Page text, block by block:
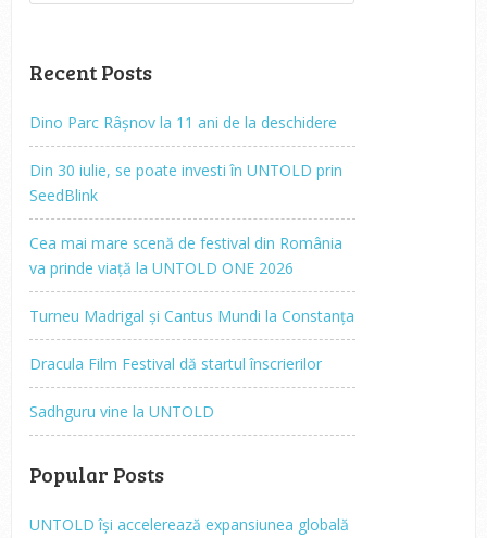
Recent Posts
Dino Parc Râșnov la 11 ani de la deschidere
Din 30 iulie, se poate investi în UNTOLD prin
SeedBlink
Cea mai mare scenă de festival din România
va prinde viață la UNTOLD ONE 2026
Turneu Madrigal și Cantus Mundi la Constanța
Dracula Film Festival dă startul înscrierilor
Sadhguru vine la UNTOLD
Popular Posts
UNTOLD își accelerează expansiunea globală